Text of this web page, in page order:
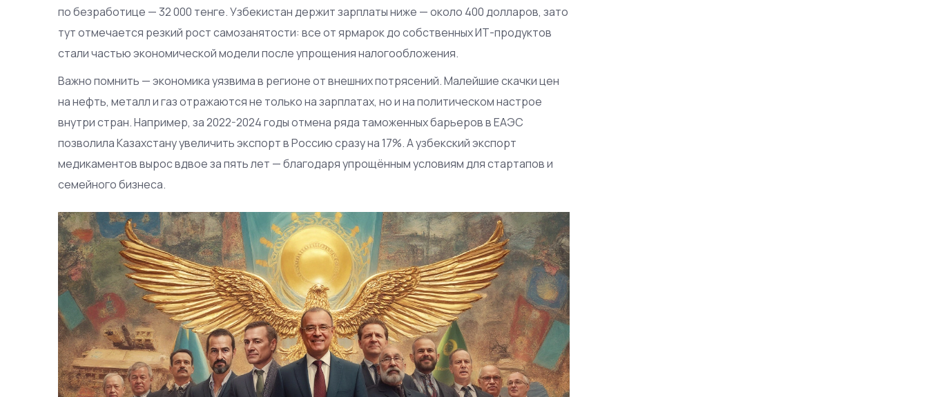
по безработице — 32 000 тенге. Узбекистан держит зарплаты ниже — около 400 долларов, зато
тут отмечается резкий рост самозанятости: все от ярмарок до собственных ИТ-продуктов
стали частью экономической модели после упрощения налогообложения.
Важно помнить — экономика уязвима в регионе от внешних потрясений. Малейшие скачки цен
на нефть, металл и газ отражаются не только на зарплатах, но и на политическом настрое
внутри стран. Например, за 2022-2024 годы отмена ряда таможенных барьеров в ЕАЭС
позволила Казахстану увеличить экспорт в Россию сразу на 17%. А узбекский экспорт
медикаментов вырос вдвое за пять лет — благодаря упрощённым условиям для стартапов и
семейного бизнеса.